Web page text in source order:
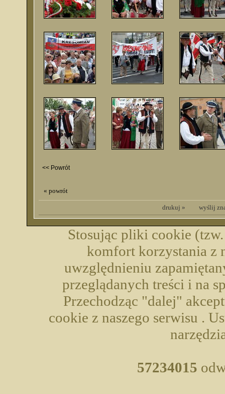
<< Powrót
« powrót
drukuj » wyślij
Stosując pliki cookie
komfort korzystania z
uwzględnieniu
przeglądanych treści i na
Przechodząc "dalej"
cookie z naszego serwisu .
57234015